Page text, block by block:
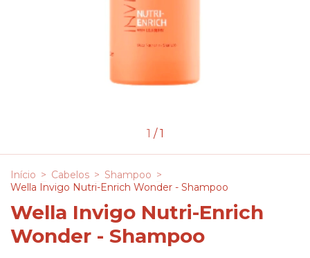
1 /1
Início > Cabelos > Shampoo >
Wella Invigo Nutri-Enrich Wonder - Shampoo
Wella Invigo Nutri-Enrich
Wonder - Shampoo